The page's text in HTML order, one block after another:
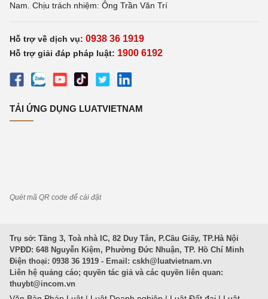
Nam. Chịu trách nhiệm: Ông Trần Văn Trí
Hỗ trợ về dịch vụ: 0938 36 1919
Hỗ trợ giải đáp pháp luật: 1900 6192
TẢI ỨNG DỤNG LUATVIETNAM
Quét mã QR code để cài đặt
Trụ sở: Tầng 3, Toà nhà IC, 82 Duy Tân, P.Cầu Giấy, TP.Hà Nội
VPĐD: 648 Nguyễn Kiệm, Phường Đức Nhuận, TP. Hồ Chí Minh
Điện thoại: 0938 36 1919 - Email: cskh@luatvietnam.vn
Liên hệ quảng cáo; quyền tác giả và các quyền liên quan:
thuybt@incom.vn